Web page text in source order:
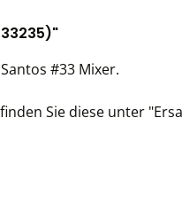
#33 Mixer.
Sie diese unter